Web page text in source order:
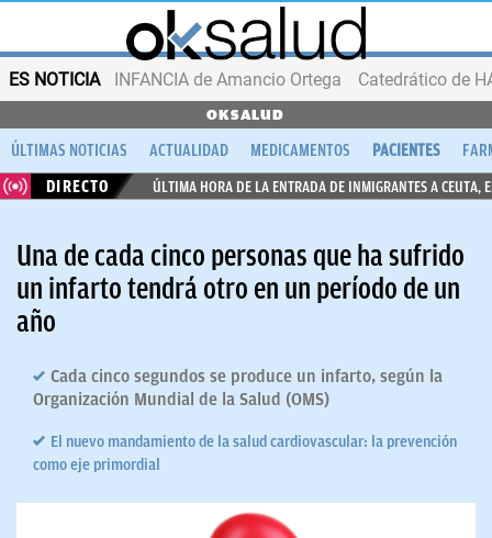
ES NOTICIA INFANCIA de Amancio Ortega
OKSALUD
ÚLTIMAS NOTICIAS ACTUALIDAD MEDICAMENTOS PACIENTES
DIRECTO
ÚLTIMA HORA DE LA ENTRADA DE INMIGRANTES A CEUTA,
Una de cada cinco personas que ha sufrido
un infarto tendrá otro en un período de un
año
Cada cinco segundos se produce un infarto, según la
Organización Mundial de la Salud (OMS)
El nuevo mandamiento de la salud cardiovascular: la prevención
como eje primordial